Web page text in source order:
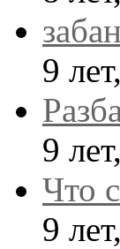
9
9
Что
9